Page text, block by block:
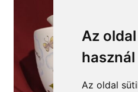
Az
használ
Az oldal